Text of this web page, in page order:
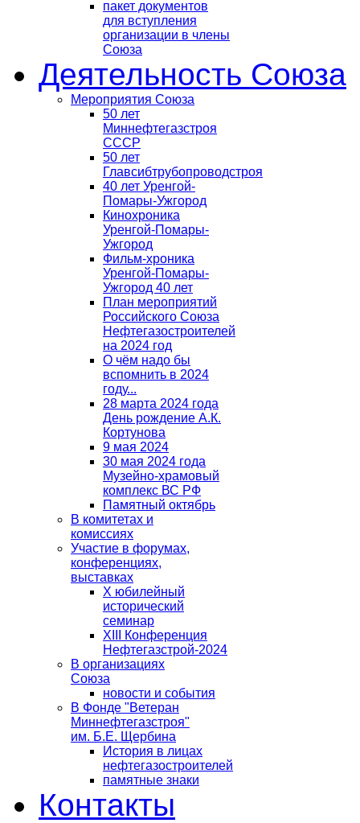
пакет документов
для вступления
организации в члены
Союза
Деятельность Союза
Мероприятия Союза
50 лет
Миннефтегазстроя
СССР
50 лет
Главсибтрубопроводстроя
40 лет Уренгой-
Помары-Ужгород
Кинохроника
Уренгой-Помары-
Ужгород
Фильм-хроника
Уренгой-Помары-
Ужгород 40 лет
План мероприятий
Российского Союза
Нефтегазостроителей
на 2024 год
О чём надо бы
вспомнить в 2024
году...
28 марта 2024 года
День рождение А.К.
Кортунова
9 мая 2024
30 мая 2024 года
Музейно-храмовый
комплекс ВС РФ
Памятный октябрь
В комитетах и
комиссиях
Участие в форумах,
конференциях,
выставках
X юбилейный
исторический
семинар
XIII Конференция
Нефтегазстрой-2024
В организациях
Союза
новости и события
В Фонде "Ветеран
Миннефтегазстроя"
им. Б.Е. Щербина
История в лицах
нефтегазостроителей
памятные знаки
Контакты